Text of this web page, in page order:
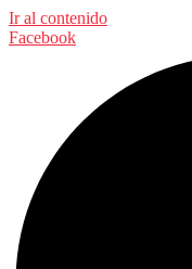
Ir al contenido
Facebook